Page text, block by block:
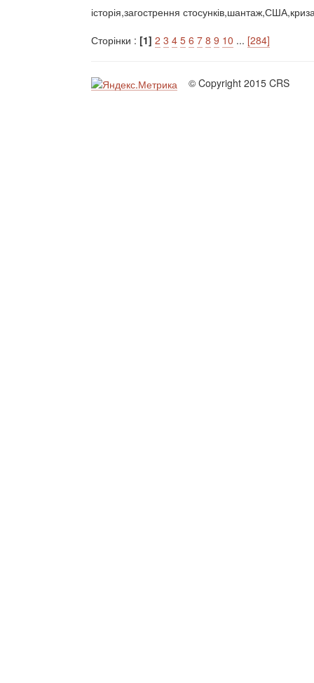
історія,загострення
Сторінки : [1] 2 3 4 5 6 7 8 9 10 ... [284]
© Copyright 2015 CRS